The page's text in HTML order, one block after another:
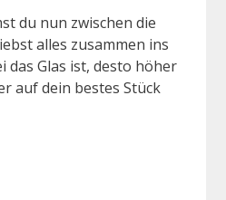
du nun zwischen die
alles zusammen ins
das Glas ist, desto höher
auf dein bestes Stück